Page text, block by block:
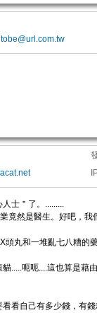
tobe@url.com.tw
士＂了。.........
竟然是醫生。好吧，
頭丸和一堆亂七八糟的
.....呃呃....這也算是藉
看自己有多少錢，有